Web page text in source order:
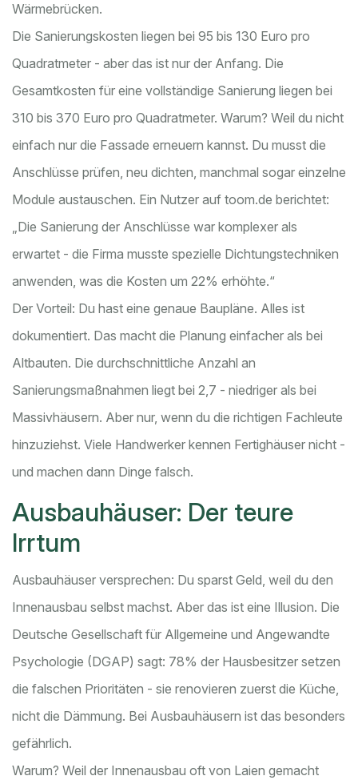
Wärmebrücken.
Die Sanierungskosten liegen bei 95 bis 130 Euro pro
Quadratmeter - aber das ist nur der Anfang. Die
Gesamtkosten für eine vollständige Sanierung liegen bei
310 bis 370 Euro pro Quadratmeter. Warum? Weil du nicht
einfach nur die Fassade erneuern kannst. Du musst die
Anschlüsse prüfen, neu dichten, manchmal sogar einzelne
Module austauschen. Ein Nutzer auf toom.de berichtet:
„Die Sanierung der Anschlüsse war komplexer als
erwartet - die Firma musste spezielle Dichtungstechniken
anwenden, was die Kosten um 22% erhöhte.“
Der Vorteil: Du hast eine genaue Baupläne. Alles ist
dokumentiert. Das macht die Planung einfacher als bei
Altbauten. Die durchschnittliche Anzahl an
Sanierungsmaßnahmen liegt bei 2,7 - niedriger als bei
Massivhäusern. Aber nur, wenn du die richtigen Fachleute
hinzuziehst. Viele Handwerker kennen Fertighäuser nicht -
und machen dann Dinge falsch.
Ausbauhäuser: Der teure
Irrtum
Ausbauhäuser versprechen: Du sparst Geld, weil du den
Innenausbau selbst machst. Aber das ist eine Illusion. Die
Deutsche Gesellschaft für Allgemeine und Angewandte
Psychologie (DGAP) sagt: 78% der Hausbesitzer setzen
die falschen Prioritäten - sie renovieren zuerst die Küche,
nicht die Dämmung. Bei Ausbauhäusern ist das besonders
gefährlich.
Warum? Weil der Innenausbau oft von Laien gemacht